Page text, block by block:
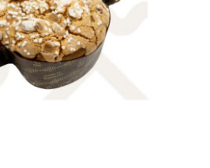
AL CARRELLO
/